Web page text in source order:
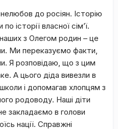
до росіян. Історію
історії власної сім’ї.
з Олегом родин – це
Ми переказуємо факти,
Я розповідаю, що з цим
А цього діда вивезли в
і допомагав хлопцям з
родоводу. Наші діти
закладаємо в голови
нації. Справжні